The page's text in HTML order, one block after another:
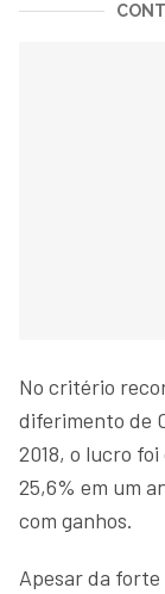
No critério
diferimento de
2018, o lucro
25,6% em um
com ganhos.
Apesar da